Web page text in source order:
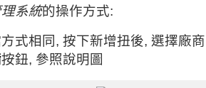
系統的操作方式:
式相同, 按下新增扭後, 選擇廠
按鈕, 參照說明圖